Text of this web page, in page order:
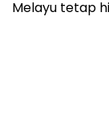
Melayu tetap